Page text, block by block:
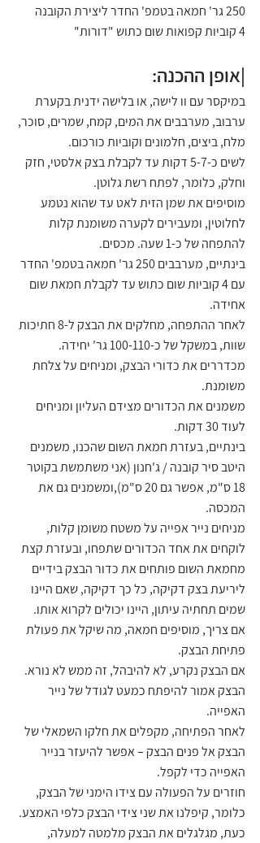
250 גר' חמאה בטמפ' החדר ליצירת הקובנה
4 קוביות קפואות שום כתוש "דורות"
|אופן ההכנה:
במיקסר עם וו לישה, או בלישה ידנית בקערת
ערבוב, מערבבים את המים, קמח, שמרים, סוכר,
מלח, ביצים, חלמונים וקוביות כורכום.
לשים כ-5-7 דקות עד לקבלת בצק אלסטי, חזק
וחלק, כלומר, לפתח רשת גלוטן.
מוסיפים את שמן הזית לאט עד שהוא נטמע
לחלוטין, ומעבירים לקערה משומנת קלות
להתפחה של כ-1 שעה. מכסים.
בינתיים, מערבבים 250 גר' חמאה בטמפ' החדר
עם 4 קוביות שום כתוש עד לקבלת חמאת שום
אחידה.
לאחר ההתפחה, מחלקים את הבצק ל-8 חתיכות
שוות, במשקל של כ-100-110 גר' יחידה.
מכדררים את כדורי הבצק, ומניחים על צלחת
משומנת.
משמנים את הכדורים מצידם העליון ומניחים
לעוד 30 דקות.
בינתיים, בעזרת חמאת השום שהכנו, משמנים
היטב סיר קובנה / ג'חנון (אני משתמשת בקוטר
18 ס"מ, אפשר גם 20 ס"מ),ומשמנים גם את
המכסה.
מניחים נייר אפייה על משטח משומן קלות,
לוקחים את אחד הכדורים שתפחו, ובעזרת קצת
מחמאת השום פותחים את כדור הבצק בידיים
ליריעת בצק דקיקה, כל כך דקיקה, שאם היינו
שמים תחתיה עיתון, היינו יכולים לקרוא אותו.
אם צריך, מוסיפים חמאה, מה שיקל את פעולת
פתיחת הבצק.
אם הבצק נקרע, לא להיבהל, זה ממש לא נורא.
הבצק אמור להיפתח כמעט לגודל של נייר
האפייה.
לאחר הפתיחה, מקפלים את חלקו השמאלי של
הבצק אל פנים הבצק – אפשר להיעזר בנייר
האפייה כדי לקפל.
חוזרים על הפעולה עם צידו הימני של הבצק,
כלומר, קיפלנו את שני צידי הבצק כלפי האמצע.
כעת, מגלגלים את הבצק מלמטה למעלה,